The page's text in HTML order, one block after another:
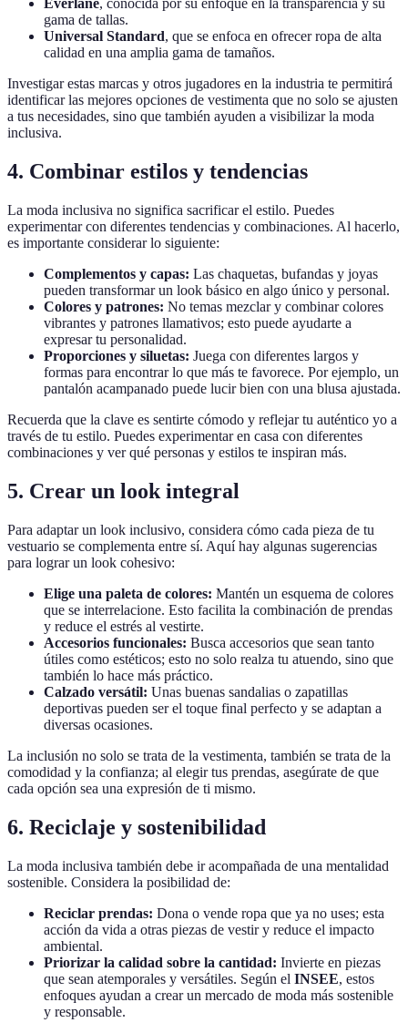
Everlane, conocida por su enfoque en la transparencia y su
gama de tallas.
Universal Standard, que se enfoca en ofrecer ropa de alta
calidad en una amplia gama de tamaños.
Investigar estas marcas y otros jugadores en la industria te permitirá
identificar las mejores opciones de vestimenta que no solo se ajusten
a tus necesidades, sino que también ayuden a visibilizar la moda
inclusiva.
4. Combinar estilos y tendencias
La moda inclusiva no significa sacrificar el estilo. Puedes
experimentar con diferentes tendencias y combinaciones. Al hacerlo,
es importante considerar lo siguiente:
Complementos y capas: Las chaquetas, bufandas y joyas
pueden transformar un look básico en algo único y personal.
Colores y patrones: No temas mezclar y combinar colores
vibrantes y patrones llamativos; esto puede ayudarte a
expresar tu personalidad.
Proporciones y siluetas: Juega con diferentes largos y
formas para encontrar lo que más te favorece. Por ejemplo, un
pantalón acampanado puede lucir bien con una blusa ajustada.
Recuerda que la clave es sentirte cómodo y reflejar tu auténtico yo a
través de tu estilo. Puedes experimentar en casa con diferentes
combinaciones y ver qué personas y estilos te inspiran más.
5. Crear un look integral
Para adaptar un look inclusivo, considera cómo cada pieza de tu
vestuario se complementa entre sí. Aquí hay algunas sugerencias
para lograr un look cohesivo:
Elige una paleta de colores: Mantén un esquema de colores
que se interrelacione. Esto facilita la combinación de prendas
y reduce el estrés al vestirte.
Accesorios funcionales: Busca accesorios que sean tanto
útiles como estéticos; esto no solo realza tu atuendo, sino que
también lo hace más práctico.
Calzado versátil: Unas buenas sandalias o zapatillas
deportivas pueden ser el toque final perfecto y se adaptan a
diversas ocasiones.
La inclusión no solo se trata de la vestimenta, también se trata de la
comodidad y la confianza; al elegir tus prendas, asegúrate de que
cada opción sea una expresión de ti mismo.
6. Reciclaje y sostenibilidad
La moda inclusiva también debe ir acompañada de una mentalidad
sostenible. Considera la posibilidad de:
Reciclar prendas: Dona o vende ropa que ya no uses; esta
acción da vida a otras piezas de vestir y reduce el impacto
ambiental.
Priorizar la calidad sobre la cantidad: Invierte en piezas
que sean atemporales y versátiles. Según el INSEE, estos
enfoques ayudan a crear un mercado de moda más sostenible
y responsable.